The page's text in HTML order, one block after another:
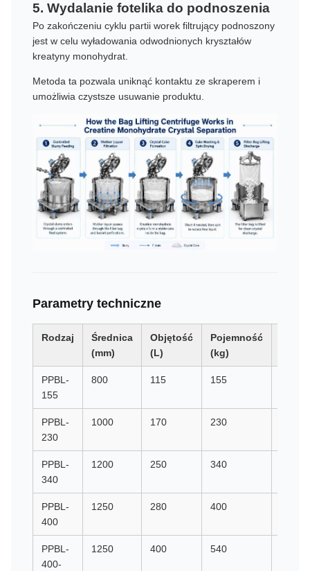
5. Wydalanie fotelika do podnoszenia
Po zakończeniu cyklu partii worek filtrujący podnoszony
jest w celu wyładowania odwodnionych kryształów
kreatyny monohydrat.
Metoda ta pozwala uniknąć kontaktu ze skraperem i
umożliwia czystsze usuwanie produktu.
Parametry techniczne
Rodzaj
Średnica
(mm)
Objętość
(L)
Pojemność
(kg)
PPBL-
155
800 115 155
PPBL-
230
1000 170 230
PPBL-
340
1200 250 340
PPBL-
400
1250 280 400
PPBL-
400-
1250 400 540